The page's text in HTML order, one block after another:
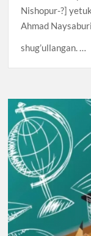
Nishopur-?]
Ahmad
shug’ullangan. …